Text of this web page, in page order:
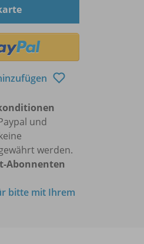
und
werden.
Abonnenten
bitte mit Ihrem